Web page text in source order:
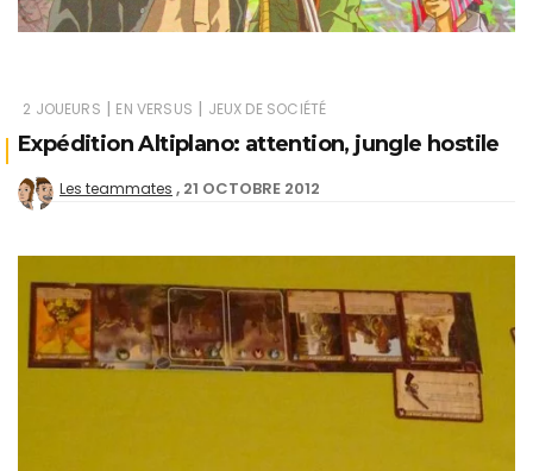
2 JOUEURS | EN VERSUS | JEUX DE SOCIÉTÉ
Expédition Altiplano: attention, jungle hostile
Les teammates 21 OCTOBRE 2012